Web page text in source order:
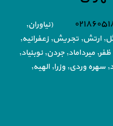
(نیاوران,
ارتش, تجریش, زعفرانیه,
میرداماد, جردن, نوبنیاد,
سهره وردی, وزرا, الهیه,